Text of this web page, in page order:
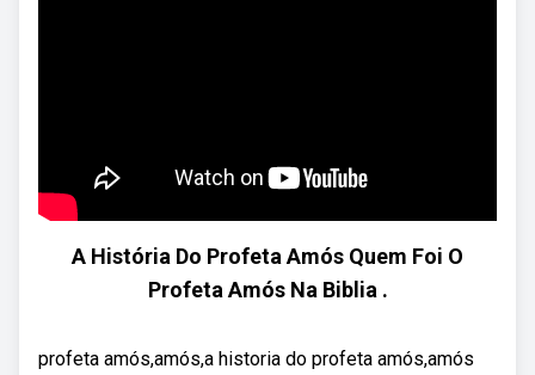
A História Do Profeta Amós Quem Foi O
Profeta Amós Na Biblia .
profeta amós,amós,a historia do profeta amós,amós